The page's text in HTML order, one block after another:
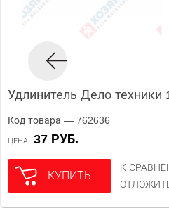
Удлинитель Дело
Код товара — 762636
ЦЕНА 37 РУБ.
КУПИТЬ
К